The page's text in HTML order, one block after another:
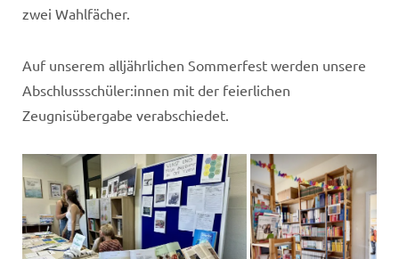
zwei Wahlfächer.
Auf unserem alljährlichen Sommerfest werden unsere
Abschlussschüler:innen mit der feierlichen
Zeugnisübergabe verabschiedet.